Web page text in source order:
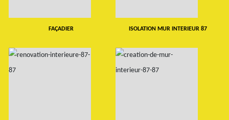
FAÇADIER ISOLATION MUR INTERIEUR 87